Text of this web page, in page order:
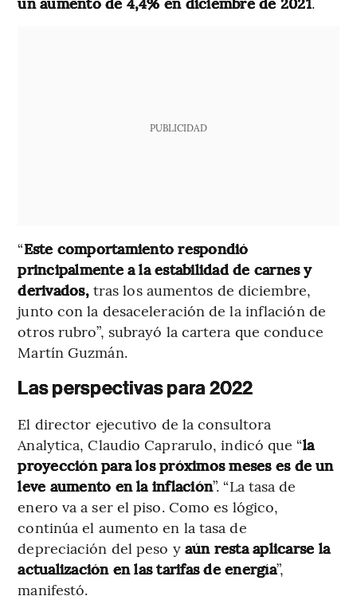
PUBLICIDAD
“Este comportamiento respondió
principalmente a la estabilidad de carnes y
derivados,tras los aumentos de diciembre,
junto con la desaceleración de la inflación de
otros rubro”, subrayó la cartera que conduce
Martín Guzmán.
Las perspectivas para 2022
El director ejecutivo de la consultora
Analytica, Claudio Caprarulo, indicó que “la
proyección para los próximos meses es de un
leve aumento en la inflación”. “La tasa de
enero va a ser el piso. Como es lógico,
continúa el aumento en la tasa de
depreciación del peso y aún resta aplicarse la
actualización en las tarifas de energía”,
manifestó.